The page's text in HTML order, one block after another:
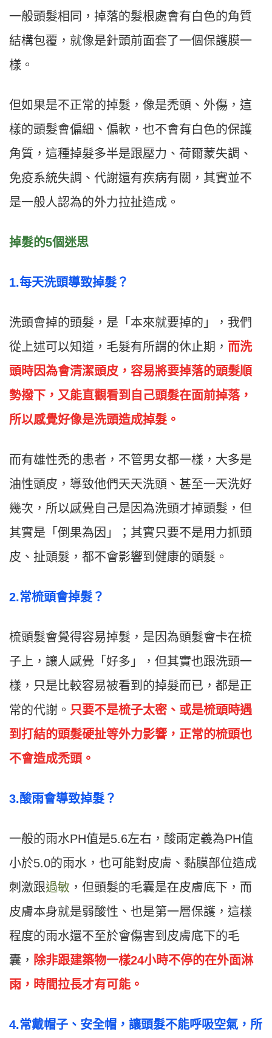
一般頭髮相同，掉落的髮根處會有白色的角質
結構包覆，就像是針頭前面套了一個保護膜一
樣。
但如果是不正常的掉髮，像是禿頭、外傷，這
樣的頭髮會偏細、偏軟，也不會有白色的保護
角質，這種掉髮多半是跟壓力、荷爾蒙失調、
免疫系統失調、代謝還有疾病有關，其實並不
是一般人認為的外力拉扯造成。
掉髮的5個迷思
1.每天洗頭導致掉髮？
洗頭會掉的頭髮，是「本來就要掉的」，我們
從上述可以知道，毛髮有所謂的休止期， 而洗
頭時因為會清潔頭皮，容易將要掉落的頭髮順
勢撥下，又能直觀看到自己頭髮在面前掉落，
所以感覺好像是洗頭造成掉髮。
而有雄性禿的患者，不管男女都一樣，大多是
油性頭皮，導致他們天天洗頭、甚至一天洗好
幾次，所以感覺自己是因為洗頭才掉頭髮，但
其實是「倒果為因」；其實只要不是用力抓頭
皮、扯頭髮，都不會影響到健康的頭髮。
2.常梳頭會掉髮？
梳頭髮會覺得容易掉髮，是因為頭髮會卡在梳
子上，讓人感覺「好多」，但其實也跟洗頭一
樣，只是比較容易被看到的掉髮而已，都是正
常的代謝。 只要不是梳子太密、或是梳頭時遇
到打結的頭髮硬扯等外力影響，正常的梳頭也
不會造成禿頭。
3.酸雨會導致掉髮？
一般的雨水PH值是5.6左右，酸雨定義為PH值
小於5.0的雨水，也可能對皮膚、黏膜部位造成
刺激跟過敏 ，但頭髮的毛囊是在皮膚底下，而
皮膚本身就是弱酸性、也是第一層保護，這樣
程度的雨水還不至於會傷害到皮膚底下的毛
囊， 除非跟建築物一樣24小時不停的在外面淋
雨，時間拉長才有可能。
4.常戴帽子、安全帽，讓頭髮不能呼吸空氣，所